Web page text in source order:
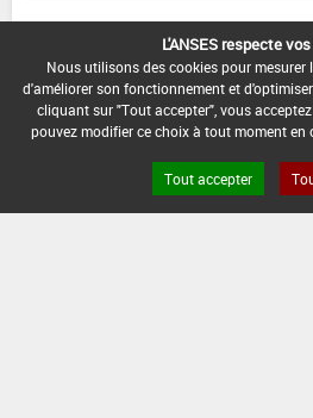
[15105915]
DOSE MAX
D'EMPLOI
NOMBRE MAX
D'APPLICATION
-
L'ANSES respecte
Nous utilisons des cookies pour
d'améliorer son fonctionnement et
cliquant sur "Tout accepter", vous
pouvez modifier ce choix à tout moment en
Tout accepter